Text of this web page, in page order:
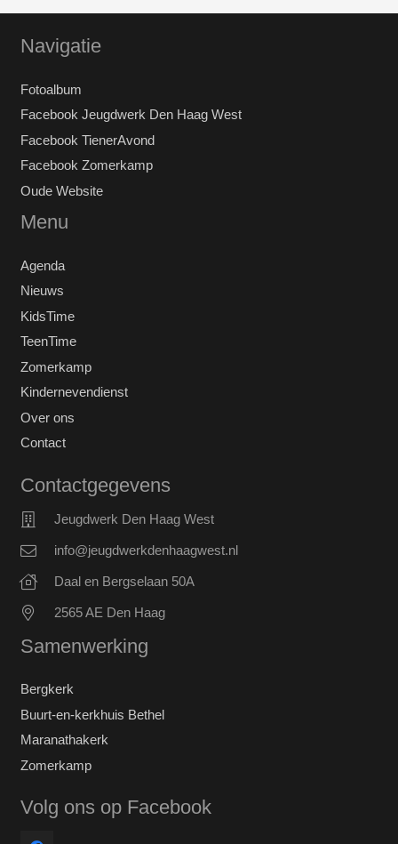
Navigatie
Fotoalbum
Facebook Jeugdwerk Den Haag West
Facebook TienerAvond
Facebook Zomerkamp
Oude Website
Menu
Agenda
Nieuws
KidsTime
TeenTime
Zomerkamp
Kindernevendienst
Over ons
Contact
Contactgegevens
Jeugdwerk Den Haag West
info@jeugdwerkdenhaagwest.nl
Daal en Bergselaan 50A
2565 AE Den Haag
Samenwerking
Bergkerk
Buurt-en-kerkhuis Bethel
Maranathakerk
Zomerkamp
Volg ons op Facebook